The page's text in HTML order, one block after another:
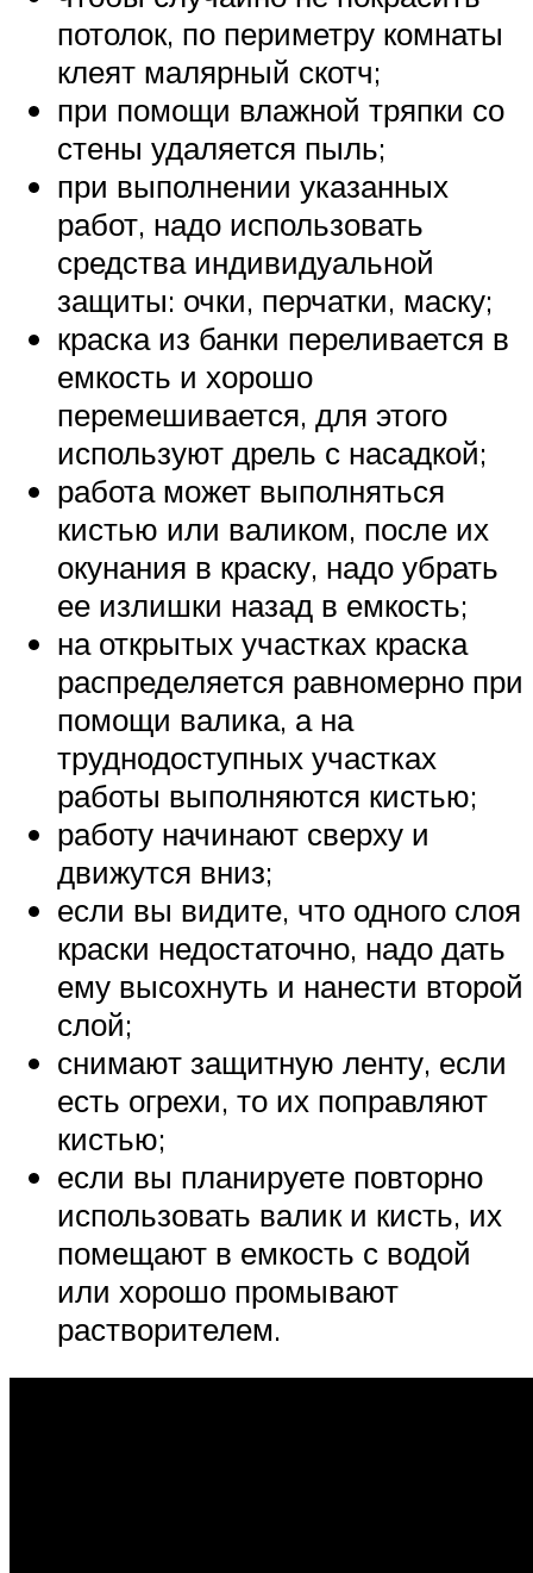
потолок, по периметру комнаты
клеят малярный скотч;
при помощи влажной тряпки со
стены удаляется пыль;
при выполнении указанных
работ, надо использовать
средства индивидуальной
защиты: очки, перчатки, маску;
краска из банки переливается в
емкость и хорошо
перемешивается, для этого
используют дрель с насадкой;
работа может выполняться
кистью или валиком, после их
окунания в краску, надо убрать
ее излишки назад в емкость;
на открытых участках краска
распределяется равномерно при
помощи валика, а на
труднодоступных участках
работы выполняются кистью;
работу начинают сверху и
движутся вниз;
если вы видите, что одного слоя
краски недостаточно, надо дать
ему высохнуть и нанести второй
слой;
снимают защитную ленту, если
есть огрехи, то их поправляют
кистью;
если вы планируете повторно
использовать валик и кисть, их
помещают в емкость с водой
или хорошо промывают
растворителем.